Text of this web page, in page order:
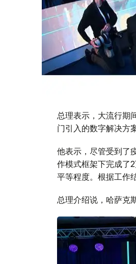
总理表示，大流行期
门引入的数字解决方
他表示，尽管受到了
作模式框架下完成了
平等程度。根据工作
总理介绍说，哈萨克